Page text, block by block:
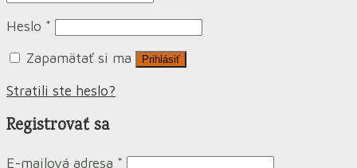
Heslo *
Zapamätať si ma
Prihlásiť
Stratili ste heslo?
Registrovať sa
E-mailová adresa *